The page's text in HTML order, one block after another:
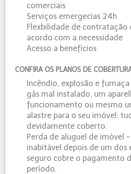
comerciais
Serviços emergecias 24h
Flexbilidade de contratação
acordo com a necessidade
Acesso a benefícios
CONFIRA OS PLANOS DE
Incêndio, explosão e
gás mal instalado, um
funcionamento ou mesmo
alastre para o seu imóvel:
devidamente coberto.
Perda de aluguel de imóvel
inabitável depois de um dos
seguro cobre o pagamento
período.